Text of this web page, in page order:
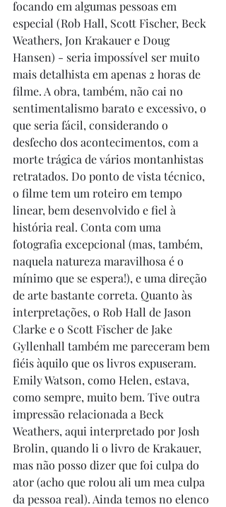
focando em algumas pessoas em
especial (Rob Hall, Scott Fischer, Beck
Weathers, Jon Krakauer e Doug
Hansen) - seria impossível ser muito
mais detalhista em apenas 2 horas de
filme. A obra, também, não cai no
sentimentalismo barato e excessivo, o
que seria fácil, considerando o
desfecho dos acontecimentos, com a
morte trágica de vários montanhistas
retratados. Do ponto de vista técnico,
o filme tem um roteiro em tempo
linear, bem desenvolvido e fiel à
história real. Conta com uma
fotografia excepcional (mas, também,
naquela natureza maravilhosa é o
mínimo que se espera!), e uma direção
de arte bastante correta. Quanto às
interpretações, o Rob Hall de Jason
Clarke e o Scott Fischer de Jake
Gyllenhall também me pareceram bem
fiéis àquilo que os livros expuseram.
Emily Watson, como Helen, estava,
como sempre, muito bem. Tive outra
impressão relacionada a Beck
Weathers, aqui interpretado por Josh
Brolin, quando li o livro de Krakauer,
mas não posso dizer que foi culpa do
ator (acho que rolou ali um mea culpa
da pessoa real). Ainda temos no elenco